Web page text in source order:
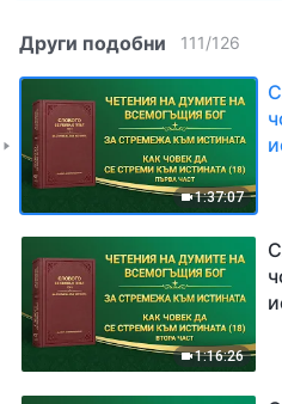
Други подобни 111/126
1:37:07
1:16:26